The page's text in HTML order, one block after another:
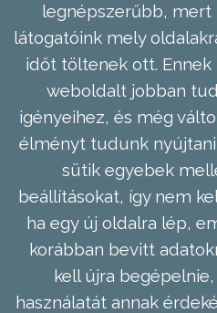
legnépszerűbb, mert
látogatóink mely
időt töltenek ott. Ennek
weboldalt jobban
igényeihez, és még
élményt tudunk nyújtani
sütik egyebek
beállításokat, így nem
ha egy új oldalra lép,
korábban bevitt
kell újra
használatát annak